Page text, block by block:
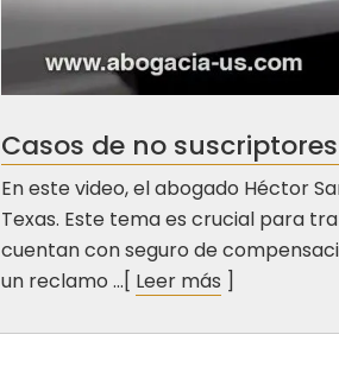
Casos de no
En este video, el abogado Héctor
Texas. Este tema es crucial para
cuentan con seguro de
un reclamo ...[ Leer más ]